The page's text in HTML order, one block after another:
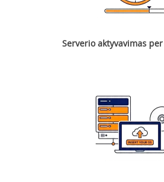
Serverio aktyvavimas